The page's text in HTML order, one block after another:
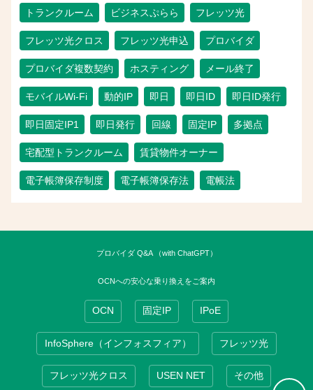
トランクルーム ビジネスぷらら フレッツ光
フレッツ光クロス フレッツ光申込 プロバイダ
プロバイダ複数契約 ホスティング メール終了
モバイルWi-Fi 動的IP 即日 即日ID 即日ID発行
即日固定IP1 即日発行 回線 固定IP 多拠点
宅配型トランクルーム 賃貸物件オーナー
電子帳簿保存制度 電子帳簿保存法 電帳法
プロバイダ Q&A （with ChatGPT）
OCNへの安心な乗り換えをご案内
OCN 固定IP IPoE
InfoSphere（インフォスフィア） フレッツ光
フレッツ光クロス USEN NET その他